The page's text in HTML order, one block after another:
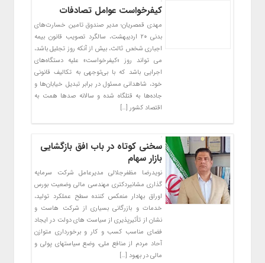
کیفرخواست عوامل تصادفات
مهدی قمصریان؛ مدیر صندوق تامین خسارت‌های
بدنی ۲۰ اردیبهشت، سالگرد تصویب قانون بیمه
اجباری شخص ثالث، بیش از آنکه روز تجلیل باشد،
می تواند روز «کیفرخواست» علیه دستگاه‌های
اجرایی باشد که با بی‌توجهی به تکالیف قانونی
خود، شاهدانی مسئول در برابر تبدیل خیابان‌ها و
جاده‌ها به قتلگاه شده و سالانه صدها همت به
اقتصاد کشور […]
سخنی کوتاه در باب افق بازگشایی
بازار سهام
نویدرضا مظفرجلالی مدیرعامل شرکت سرمایه
گذاری مشانیردکتری مهندسی مالی وضعیت بورس
اوراق بهادار منعکس کننده سطح عملکرد تولید،
خدمات و بازرگانی بسیاری از شرکت هاست و
نشان از تأثیرپذیری از سیاست های دولت در ایجاد
فضای مناسب کسب و کار و برخورداری متوازن
آحاد مردم از منافع ملی، وضع سیاستهای پولی و
مالی در بهبود […]